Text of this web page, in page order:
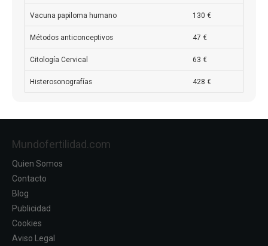
Vacuna papiloma humano 130 €
Métodos anticonceptivos 47 €
Citología Cervical 63 €
Histerosonografías 428 €
Mundofertilidad.com
Quien Somos
Contacto
Blog
Publicidad
Cookies
Aviso Legal